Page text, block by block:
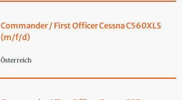
Commander / First Officer Cessna C560XLS
(m/f/d)
Österreich